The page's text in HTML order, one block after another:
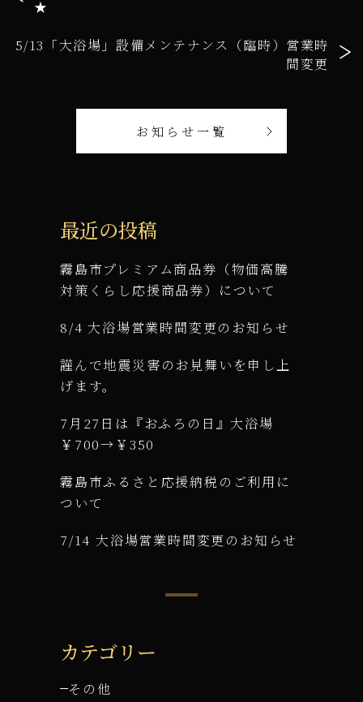
★
5/13「大浴場」設備メンテナンス（臨時）営業時
間変更
お知らせ一覧
最近の投稿
霧島市プレミアム商品券（物価高騰
対策くらし応援商品券）について
8/4 大浴場営業時間変更のお知らせ
謹んで地震災害のお見舞いを申し上
げます。
7月27日は『おふろの日』大浴場
￥700→￥350
霧島市ふるさと応援納税のご利用に
ついて
7/14 大浴場営業時間変更のお知らせ
カテゴリー
その他